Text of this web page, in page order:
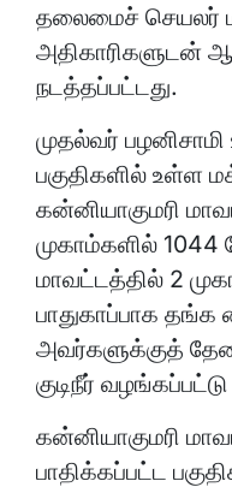
தலைமைச் செயலர்
அதிகாரிகளுடன்
நடத்தப்பட்டது.
முதல்வர்
பகுதிகளில் உள்ள
கன்னியாகுமரி
முகாம்களில் 1044
மாவட்டத்தில் 2
பாதுகாப்பாக
அவர்களுக்குத்
குடிநீர் வழங்கப்பட்டு
கன்னியாகுமரி
பாதிக்கப்பட்ட